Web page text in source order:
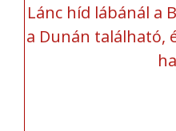
Lánc híd lábánál a
a Dunán található,